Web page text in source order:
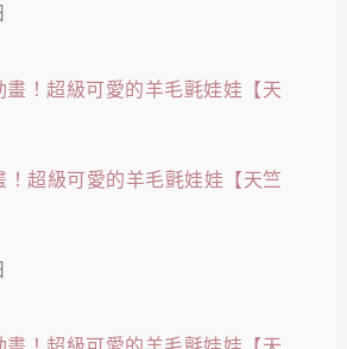
超級可愛的羊毛氈娃娃【天竺